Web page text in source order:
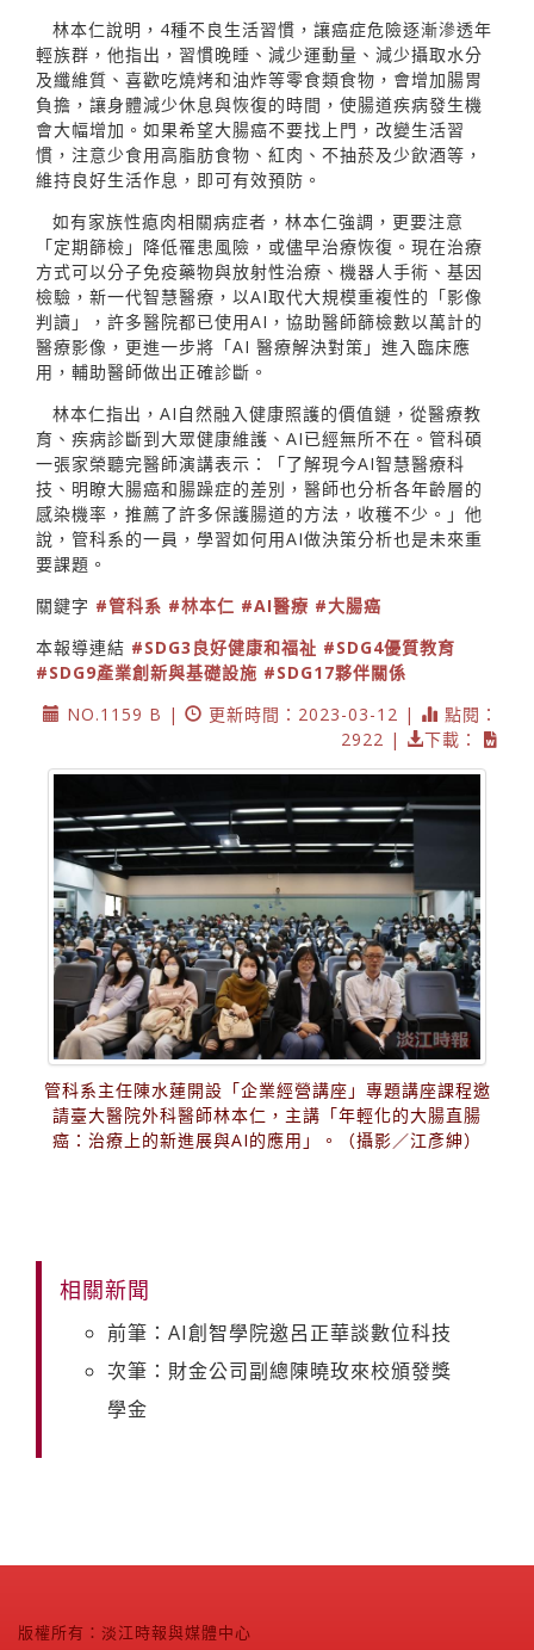
林本仁說明，4種不良生活習慣，讓癌症危險逐漸滲透年
輕族群，他指出，習慣晚睡、減少運動量、減少攝取水分
及纖維質、喜歡吃燒烤和油炸等零食類食物，會增加腸胃
負擔，讓身體減少休息與恢復的時間，使腸道疾病發生機
會大幅增加。如果希望大腸癌不要找上門，改變生活習
慣，注意少食用高脂肪食物、紅肉、不抽菸及少飲酒等，
維持良好生活作息，即可有效預防。
如有家族性瘜肉相關病症者，林本仁強調，更要注意
「定期篩檢」降低罹患風險，或儘早治療恢復。現在治療
方式可以分子免疫藥物與放射性治療、機器人手術、基因
檢驗，新一代智慧醫療，以AI取代大規模重複性的「影像
判讀」，許多醫院都已使用AI，協助醫師篩檢數以萬計的
醫療影像，更進一步將「AI 醫療解決對策」進入臨床應
用，輔助醫師做出正確診斷。
林本仁指出，AI自然融入健康照護的價值鏈，從醫療教
育、疾病診斷到大眾健康維護、AI已經無所不在。管科碩
一張家榮聽完醫師演講表示：「了解現今AI智慧醫療科
技、明瞭大腸癌和腸躁症的差別，醫師也分析各年齡層的
感染機率，推薦了許多保護腸道的方法，收穫不少。」他
說，管科系的一員，學習如何用AI做決策分析也是未來重
要課題。
關鍵字 #管科系 #林本仁 #AI醫療 #大腸癌
本報導連結 #SDG3良好健康和福祉 #SDG4優質教育
#SDG9產業創新與基礎設施 #SDG17夥伴關係
NO.1159 B |
更新時間：2023-03-12 |
點閱：
2922 |
下載：
管科系主任陳水蓮開設「企業經營講座」專題講座課程邀
請臺大醫院外科醫師林本仁，主講「年輕化的大腸直腸
癌：治療上的新進展與AI的應用」。（攝影／江彥紳）
相關新聞
前筆：AI創智學院邀呂正華談數位科技
次筆：財金公司副總陳曉玫來校頒發獎
學金
版權所有：淡江時報與媒體中心